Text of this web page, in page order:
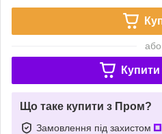
або
Купити
Що таке купити з Пром?
Замовлення під захистом